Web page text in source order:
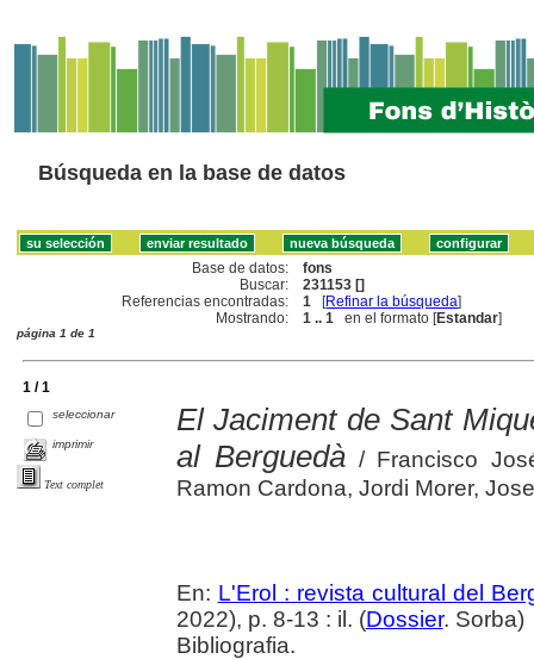
Búsqueda en la base de datos
Base de datos:
fons
Buscar:
231153 []
Referencias encontradas:
1 [Refinar la búsqueda]
Mostrando:
1 .. 1 en el formato [Estandar]
página 1 de 1
1 / 1
seleccionar
imprimir
Text complet
El Jaciment de Sant
al Berguedà / Francisco
Ramon Cardona, Jordi Morer,
En: L'Erol : revista cultural del
2022), p. 8-13 : il. (Dossier. Sorba)
Bibliografia.